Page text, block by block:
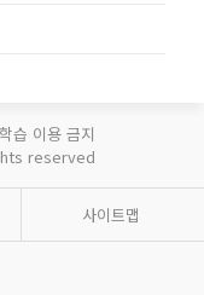
습 이용 금지
reserved
사이트맵